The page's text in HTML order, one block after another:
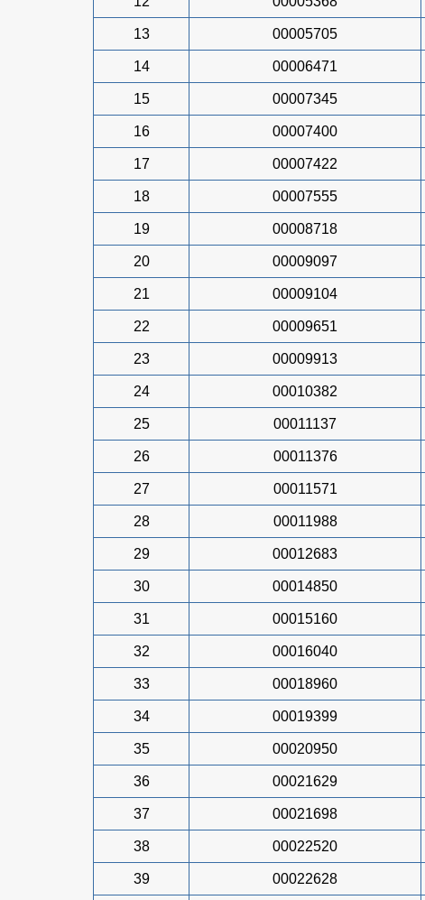
13 00005705
14 00006471
15 00007345
16 00007400
17 00007422
18 00007555
19 00008718
20 00009097
21 00009104
22 00009651
23 00009913
24 00010382
25 00011137
26 00011376
27 00011571
28 00011988
29 00012683
30 00014850
31 00015160
32 00016040
33 00018960
34 00019399
35 00020950
36 00021629
37 00021698
38 00022520
39 00022628